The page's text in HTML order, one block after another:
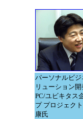
パーソナルビ
リューション
PC/ユビキタス
プ プロジェク
康氏